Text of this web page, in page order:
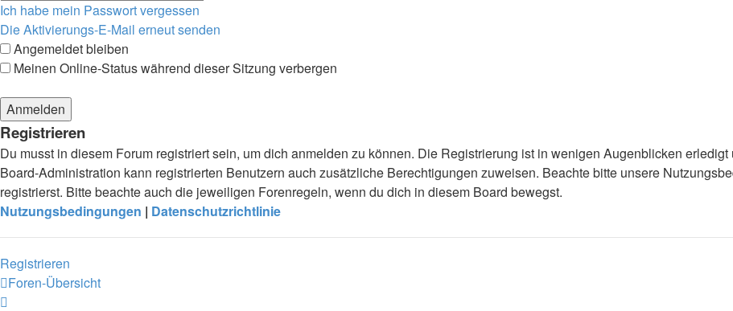
Ich habe mein Passwort vergessen
Die Aktivierungs-E-Mail erneut senden
Angemeldet bleiben
Meinen Online-Status während dieser Sitzung verbergen
Registrieren
Du musst in diesem Forum registriert sein, um dich anmelden zu können. Die Registrierung ist in wenigen Augenblicken
Board-Administration kann registrierten Benutzern auch zusätzliche Berechtigungen zuweisen. Beachte bitte unsere
registrierst. Bitte beachte auch die jeweiligen Forenregeln, wenn du dich in diesem Board bewegst.
Nutzungsbedingungen | Datenschutzrichtlinie
Registrieren
Foren-Übersicht